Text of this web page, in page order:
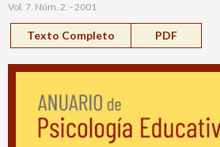
Vol. 7. Núm. 2. - 2001
Texto Completo PDF